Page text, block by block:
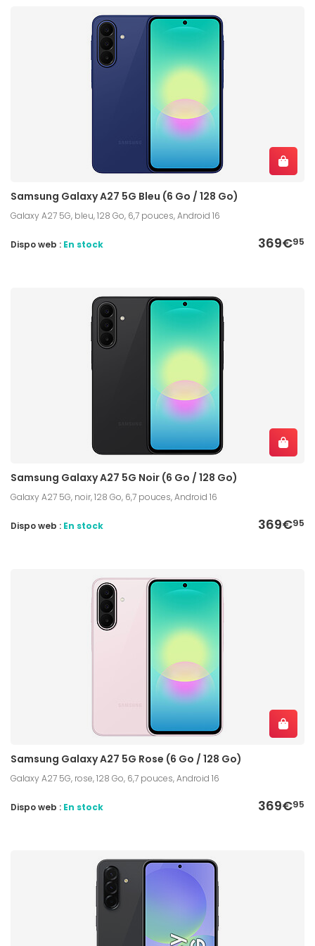
Samsung Galaxy A27 5G Bleu (6 Go / 128 Go)
Galaxy A27 5G, bleu, 128 Go, 6,7 pouces, Android 16
369€95
Dispo web : En stock
Samsung Galaxy A27 5G Noir (6 Go / 128 Go)
Galaxy A27 5G, noir, 128 Go, 6,7 pouces, Android 16
369€95
Dispo web : En stock
Samsung Galaxy A27 5G Rose (6 Go / 128 Go)
Galaxy A27 5G, rose, 128 Go, 6,7 pouces, Android 16
369€95
Dispo web : En stock